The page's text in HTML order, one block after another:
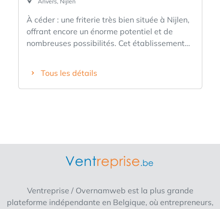
À céder : une friterie très bien située à Nijlen,
offrant encore un énorme potentiel et de
nombreuses possibilités. Cet établissement
d'écoles, de commerces et de divers
établissements de restauration. Il existe
sur la côte et à de graves problèmes de
santé, mais il est tout à fait possible d'en
dispose d’une salle de restauration d’une
Tous les détails
Ventreprise / Overnamweb est la plus grande
plateforme indépendante en Belgique, où entrepreneurs,